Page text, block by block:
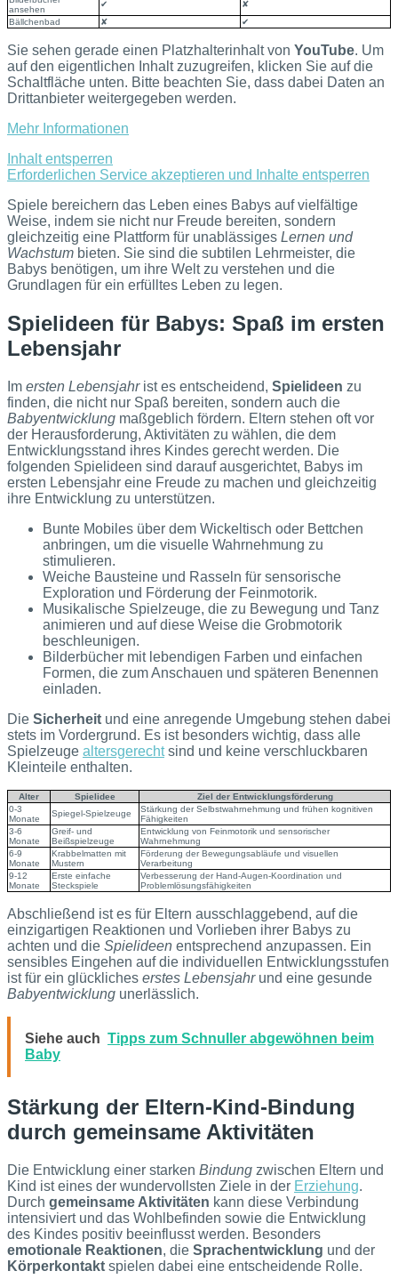
ansehen
✔
✘
Bällchenbad
✘ ✔
Sie sehen gerade einen Platzhalterinhalt von YouTube. Um
auf den eigentlichen Inhalt zuzugreifen, klicken Sie auf die
Schaltfläche unten. Bitte beachten Sie, dass dabei Daten an
Drittanbieter weitergegeben werden.
Mehr Informationen
Inhalt entsperren
Erforderlichen Service akzeptieren und Inhalte entsperren
Spiele bereichern das Leben eines Babys auf vielfältige
Weise, indem sie nicht nur Freude bereiten, sondern
gleichzeitig eine Plattform für unablässiges Lernen und
Wachstum bieten. Sie sind die subtilen Lehrmeister, die
Babys benötigen, um ihre Welt zu verstehen und die
Grundlagen für ein erfülltes Leben zu legen.
Spielideen für Babys: Spaß im ersten
Lebensjahr
Im ersten Lebensjahrist es entscheidend, Spielideen zu
finden, die nicht nur Spaß bereiten, sondern auch die
Babyentwicklung maßgeblich fördern. Eltern stehen oft vor
der Herausforderung, Aktivitäten zu wählen, die dem
Entwicklungsstand ihres Kindes gerecht werden. Die
folgenden Spielideen sind darauf ausgerichtet, Babys im
ersten Lebensjahr eine Freude zu machen und gleichzeitig
ihre Entwicklung zu unterstützen.
Bunte Mobiles über dem Wickeltisch oder Bettchen
anbringen, um die visuelle Wahrnehmung zu
stimulieren.
Weiche Bausteine und Rasseln für sensorische
Exploration und Förderung der Feinmotorik.
Musikalische Spielzeuge, die zu Bewegung und Tanz
animieren und auf diese Weise die Grobmotorik
beschleunigen.
Bilderbücher mit lebendigen Farben und einfachen
Formen, die zum Anschauen und späteren Benennen
einladen.
Die Sicherheit und eine anregende Umgebung stehen dabei
stets im Vordergrund. Es ist besonders wichtig, dass alle
Spielzeuge altersgerechtsind und keine verschluckbaren
Kleinteile enthalten.
Alter Spielidee
Ziel der Entwicklungsförderung
0-3
Monate
Spiegel-Spielzeuge
Stärkung der Selbstwahrnehmung und frühen kognitiven
Fähigkeiten
3-6
Monate
Greif- und
Beißspielzeuge
Entwicklung von Feinmotorik und sensorischer
Wahrnehmung
6-9
Monate
Krabbelmatten mit
Mustern
Förderung der Bewegungsabläufe und visuellen
Verarbeitung
9-12
Monate
Erste einfache
Steckspiele
Verbesserung der Hand-Augen-Koordination und
Problemlösungsfähigkeiten
Abschließend ist es für Eltern ausschlaggebend, auf die
einzigartigen Reaktionen und Vorlieben ihrer Babys zu
achten und die Spielideen entsprechend anzupassen. Ein
sensibles Eingehen auf die individuellen Entwicklungsstufen
ist für ein glückliches erstes Lebensjahrund eine gesunde
Babyentwicklung unerlässlich.
Siehe auch Tipps zum Schnuller abgewöhnen beim
Baby
Stärkung der Eltern-Kind-Bindung
durch gemeinsame Aktivitäten
Die Entwicklung einer starken Bindung zwischen Eltern und
Kind ist eines der wundervollsten Ziele in der Erziehung.
Durch gemeinsame Aktivitäten kann diese Verbindung
intensiviert und das Wohlbefinden sowie die Entwicklung
des Kindes positiv beeinflusst werden. Besonders
emotionale Reaktionen, die Sprachentwicklung und der
Körperkontakt spielen dabei eine entscheidende Rolle.